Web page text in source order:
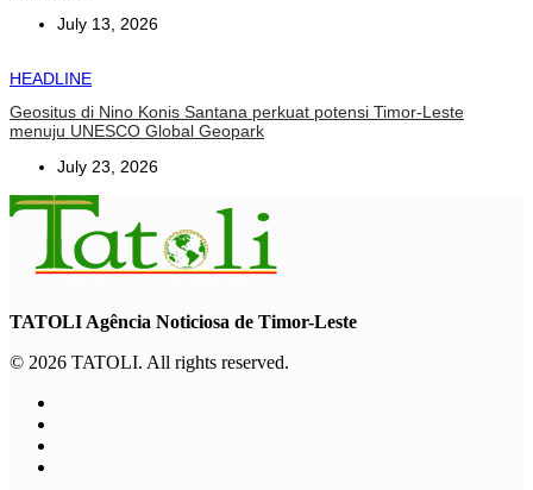
July 13, 2026
HEADLINE
Geositus di Nino Konis Santana perkuat potensi Timor-Leste
menuju UNESCO Global Geopark
July 23, 2026
TATOLI Agência Noticiosa de Timor-Leste
© 2026 TATOLI. All rights reserved.